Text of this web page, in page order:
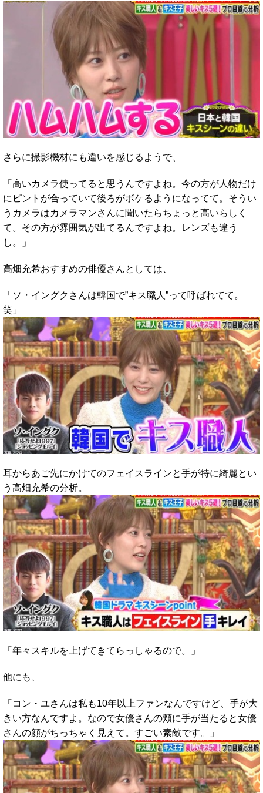
さらに撮影機材にも違いを感じるようで、
「高いカメラ使ってると思うんですよね。今の方が人物だけ
にピントが合っていて後ろがボケるようになってて。そうい
うカメラはカメラマンさんに聞いたらちょっと高いらしく
て。その方が雰囲気が出てるんですよね。レンズも違う
し。」
高畑充希おすすめの俳優さんとしては、
「ソ・イングクさんは韓国で”キス職人”って呼ばれてて。
笑」
耳からあご先にかけてのフェイスラインと手が特に綺麗とい
う高畑充希の分析。
「年々スキルを上げてきてらっしゃるので。」
他にも、
「コン・ユさんは私も10年以上ファンなんですけど、手が大
きい方なんですよ。なので女優さんの頬に手が当たると女優
さんの顔がちっちゃく見えて。すごい素敵です。」